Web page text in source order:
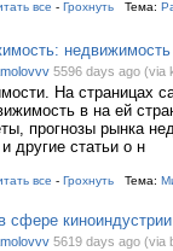
все - Грохнуть Тема:
5596 days ago (via
На страницах
в на ей
прогнозы рынка
другие статьи о н
все - Грохнуть Тема:
сфере киноиндустрии
5619 days ago (via